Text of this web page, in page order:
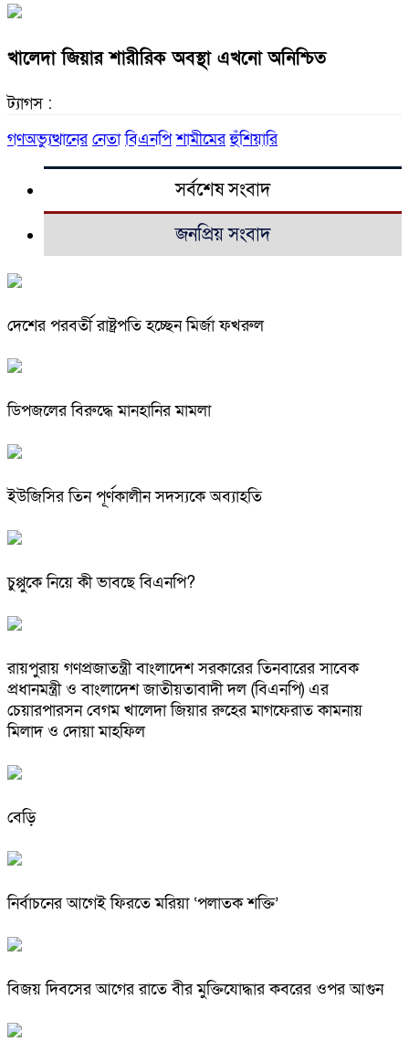
খালেদা জিয়ার শারীরিক অবস্থা এখনো অনিশ্চিত
ট্যাগস :
গণঅভ্যুত্থানের নেতা বিএনপি শামীমের হুঁশিয়ারি
সর্বশেষ সংবাদ
জনপ্রিয় সংবাদ
দেশের পরবর্তী রাষ্ট্রপতি হচ্ছেন মির্জা ফখরুল
ডিপজলের বিরুদ্ধে মানহানির মামলা
ইউজিসির তিন পূর্ণকালীন সদস্যকে অব্যাহতি
চুপ্পুকে নিয়ে কী ভাবছে বিএনপি?
রায়পুরায় গণপ্রজাতন্ত্রী বাংলাদেশ সরকারের তিনবারের সাবেক
প্রধানমন্ত্রী ও বাংলাদেশ জাতীয়তাবাদী দল (বিএনপি) এর
চেয়ারপারসন বেগম খালেদা জিয়ার রুহের মাগফেরাত কামনায়
মিলাদ ও দোয়া মাহফিল
বেড়ি
নির্বাচনের আগেই ফিরতে মরিয়া ‘পলাতক শক্তি’
বিজয় দিবসের আগের রাতে বীর মুক্তিযোদ্ধার কবরের ওপর আগুন